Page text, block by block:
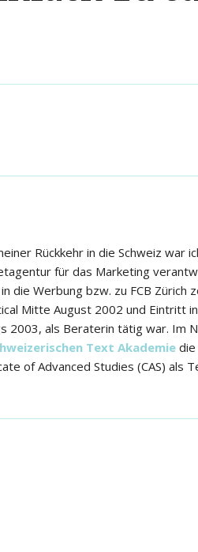
Rückkehr in die Schweiz war
für das Marketing
die Werbung bzw. zu FCB Zürich
Mitte August 2002 und Eintritt
2003, als Beraterin tätig war. Im
Text Akademiedie
of Advanced Studies (CAS) als